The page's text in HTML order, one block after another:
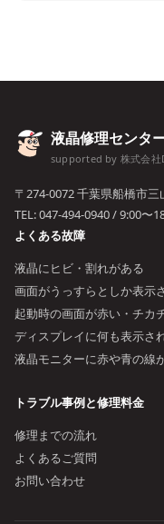
液晶修理センタ
supported by 株式会社
〒274-0072 千葉県船橋市
TEL:047-494-0940/ 9:00〜
よくある故障
液晶にヒビ・割れがある
画面がうっすらとしか表示
起動時の画面が赤い・チカ
ディスプレイに何も表示さ
液晶モニターに赤や青の線
トラブル事例と修理料金
修理までの流れ
よくあるご質問
お問い合わせ